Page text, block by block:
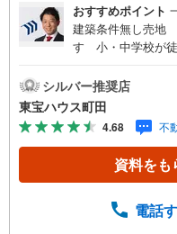
おすすめポイント
建築条件無し売地
す 小・中学校が
めます。お客様の
合う「心」のコミ
らこそ、それぞれ
をすることができ
学が可能！（1）
（2）本日～4日以
5年度中間期の売
シルバー推奨店
東宝ハウス町田
4.68 不
資料をも
電話